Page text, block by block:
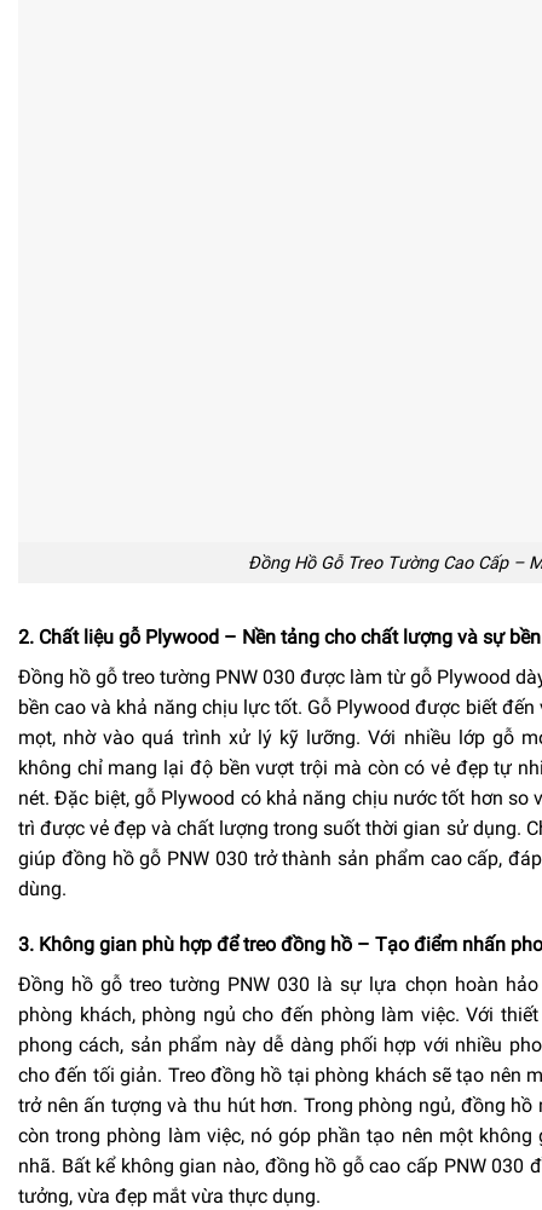
Đồng Hồ Gỗ Treo Tường Cao Cấp –
2. Chất liệu gỗ Plywood – Nền tảng cho chất lượng và sự
Đồng hồ gỗ treo tường PNW 030 được làm từ gỗ Plywood
bền cao và khả năng chịu lực tốt. Gỗ Plywood được biết
mọt, nhờ vào quá trình xử lý kỹ lưỡng. Với nhiều lớp gỗ
không chỉ mang lại độ bền vượt trội mà còn có vẻ đẹp tự
nét. Đặc biệt, gỗ Plywood có khả năng chịu nước tốt hơn so
trì được vẻ đẹp và chất lượng trong suốt thời gian sử dụng.
giúp đồng hồ gỗ PNW 030 trở thành sản phẩm cao cấp,
dùng.
3. Không gian phù hợp để treo đồng hồ – Tạo điểm nhấn
Đồng hồ gỗ treo tường PNW 030 là sự lựa chọn hoàn
phòng khách, phòng ngủ cho đến phòng làm việc. Với
phong cách, sản phẩm này dễ dàng phối hợp với nhiều
cho đến tối giản. Treo đồng hồ tại phòng khách sẽ tạo nên
trở nên ấn tượng và thu hút hơn. Trong phòng ngủ, đồng
còn trong phòng làm việc, nó góp phần tạo nên một
nhã. Bất kể không gian nào, đồng hồ gỗ cao cấp PNW 030
tưởng, vừa đẹp mắt vừa thực dụng.